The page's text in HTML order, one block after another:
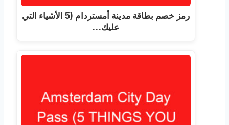
رمز خصم بطاقة مدينة أمستردام (5 الأشياء التي
عليك…